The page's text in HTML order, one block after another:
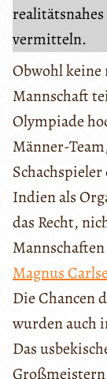
vermitteln.
Obwohl keine
Mannschaft
Olympiade
Männer-
Indien als
das Recht,
Magnus
Die Chancen
wurden auch
Das
Großmeistern